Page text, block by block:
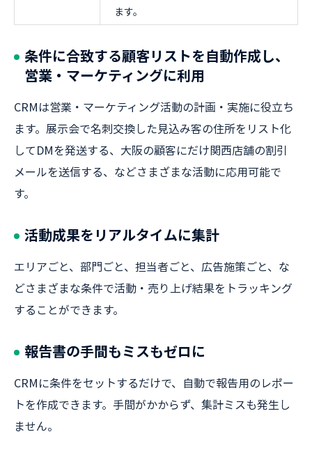
ます。
条件に合致する顧客リストを自動作成し、
営業・マーケティングに利用
CRMは営業・マーケティング活動の計画・実施に役立ち
ます。展示会で名刺交換した見込み客の住所をリスト化
してDMを発送する、大阪の顧客にだけ関西店舗の割引
メールを送信する、などさまざまな活動に応用可能で
す。
活動成果をリアルタイムに集計
エリアごと、部門ごと、担当者ごと、広告施策ごと、な
どさまざまな条件で活動・売り上げ結果をトラッキング
することができます。
報告書の手間もミスもゼロに
CRMに条件をセットするだけで、自動で報告用のレポー
トを作成できます。手間がかからず、集計ミスも発生し
ません。